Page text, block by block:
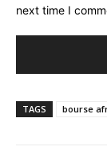
next time I
TAGS bourse